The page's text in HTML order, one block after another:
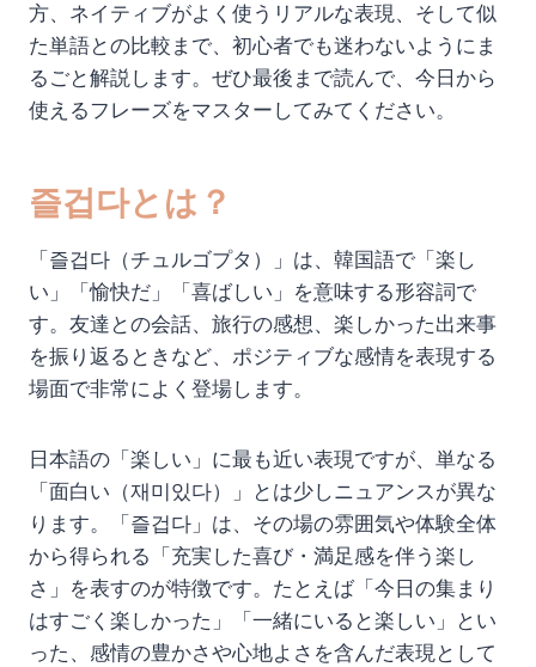
方、ネイティブがよく使うリアルな表現、そして似
た単語との比較まで、初心者でも迷わないようにま
るごと解説します。ぜひ最後まで読んで、今日から
使えるフレーズをマスターしてみてください。
즐겁다とは？
「즐겁다（チュルゴプタ）」は、韓国語で「楽し
い」「愉快だ」「喜ばしい」を意味する形容詞で
す。友達との会話、旅行の感想、楽しかった出来事
を振り返るときなど、ポジティブな感情を表現する
場面で非常によく登場します。
日本語の「楽しい」に最も近い表現ですが、単なる
「面白い（재미있다）」とは少しニュアンスが異な
ります。「즐겁다」は、その場の雰囲気や体験全体
から得られる「充実した喜び・満足感を伴う楽し
さ」を表すのが特徴です。たとえば「今日の集まり
はすごく楽しかった」「一緒にいると楽しい」とい
った、感情の豊かさや心地よさを含んだ表現として